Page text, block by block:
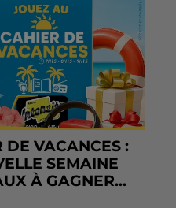
DE VACANCES :
SEMAINE
À GAGNER...